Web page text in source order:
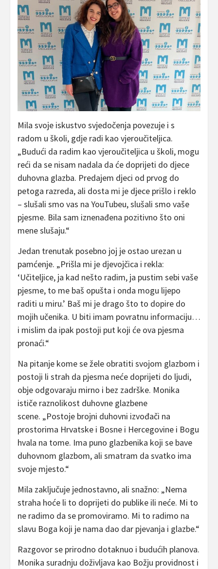
Mila svoje iskustvo svjedočenja povezuje i s
radom u školi, gdje radi kao vjeroučiteljica.
„Budući da radim kao vjeroučiteljica u školi, mogu
reći da se nisam nadala da će doprijeti do djece
duhovna glazba. Predajem djeci od prvog do
petoga razreda, ali dosta mi je djece prišlo i reklo
– slušali smo vas na YouTubeu, slušali smo vaše
pjesme. Bila sam iznenađena pozitivno što oni
mene slušaju.“
Jedan trenutak posebno joj je ostao urezan u
pamćenje. „Prišla mi je djevojčica i rekla:
‘Učiteljice, ja kad nešto radim, ja pustim sebi vaše
pjesme, to me baš opušta i onda mogu lijepo
raditi u miru.’ Baš mi je drago što to dopire do
mojih učenika. U biti imam povratnu informaciju…
i mislim da ipak postoji put koji će ova pjesma
pronaći.“
Na pitanje kome se žele obratiti svojom glazbom i
postoji li strah da pjesma neće doprijeti do ljudi,
obje odgovaraju mirno i bez zadrške. Monika
ističe raznolikost duhovne glazbene
scene. „Postoje brojni duhovni izvođači na
prostorima Hrvatske i Bosne i Hercegovine i Bogu
hvala na tome. Ima puno glazbenika koji se bave
duhovnom glazbom, ali smatram da svatko ima
svoje mjesto.“
Mila zaključuje jednostavno, ali snažno: „Nema
straha hoće li to doprijeti do publike ili neće. Mi to
ne radimo da se promoviramo. Mi to radimo na
slavu Boga koji je nama dao dar pjevanja i glazbe.“
Razgovor se prirodno dotaknuo i budućih planova.
Monika suradnju doživljava kao Božju providnost i